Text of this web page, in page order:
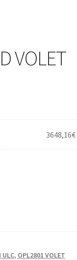
VOLET
3648,16€
ULC, OPL2801 VOLET